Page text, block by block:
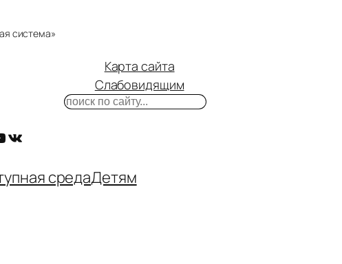
система»
ВКонтакте
Карта сайта
Слабовидящим
Поиск
средаДетям